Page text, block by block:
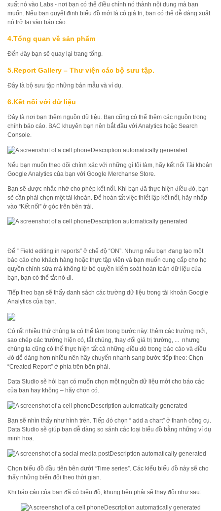
xuất nó vào Labs - nơi bạn có thể điều chỉnh nó thành nội dung mà bạn
muốn. Nếu bạn quyết định biểu đồ mới là có giá trị, bạn có thể dễ dàng xuất
nó trở lại vào báo cáo.
4.Tổng quan về sản phẩm
Đến đây bạn sẽ quay lại trang tổng.
5.Report Gallery – Thư viện các bộ sưu tập.
Đây là bộ sưu tập những bản mẫu và ví dụ.
6.Kết nối với dữ liệu
Đây là nơi bạn thêm nguồn dữ liệu. Bạn cũng có thể thêm các nguồn trong
chính báo cáo. BAC khuyên bạn nên bắt đầu với Analytics hoặc Search
Console.
Nếu bạn muốn theo dõi chính xác với những gì tôi làm, hãy kết nối Tài khoản
Google Analytics của bạn với Google Merchanse Store.
Bạn sẽ được nhắc nhở cho phép kết nối. Khi bạn đã thực hiện điều đó, bạn
sẽ cần phải chọn một tài khoản. Để hoàn tất việc thiết lập kết nối, hãy nhấp
vào “Kết nối” ở góc trên bên trái.
Để “ Field editing in reports” ở chế độ “ON”. Nhưng nếu bạn đang tạo một
báo cáo cho khách hàng hoặc thực tập viên và bạn muốn cung cấp cho họ
quyền chỉnh sửa mà không từ bỏ quyền kiểm soát hoàn toàn dữ liệu của
bạn, bạn có thể tắt nó đi.
Tiếp theo bạn sẽ thấy danh sách các trường dữ liệu trong tài khoản Google
Analytics của bạn.
Có rất nhiều thứ chúng ta có thể làm trong bước này: thêm các trường mới,
sao chép các trường hiện có, tắt chúng, thay đổi giá trị trường, ... nhưng
chúng ta cũng có thể thực hiện tất cả những điều đó trong báo cáo và điều
đó dễ dàng hơn nhiều nên hãy chuyển nhanh sang bước tiếp theo: Chọn
“Created Report” ở phía trên bên phải.
Data Studio sẽ hỏi bạn có muốn chọn một nguồn dữ liệu mới cho báo cáo
của bạn hay không – hãy chọn có.
Bạn sẽ nhìn thấy như hình trên. Tiếp đó chọn “ add a chart” ở thanh công cụ.
Data Studio sẽ giúp bạn dễ dàng so sánh các loại biểu đồ bằng những ví dụ
minh hoạ.
Chọn biểu đồ đầu tiên bên dưới “Time series”. Các kiểu biểu đồ này sẽ cho
thấy những biến đổi theo thời gian.
Khi báo cáo của bạn đã có biểu đồ, khung bên phải sẽ thay đổi như sau: